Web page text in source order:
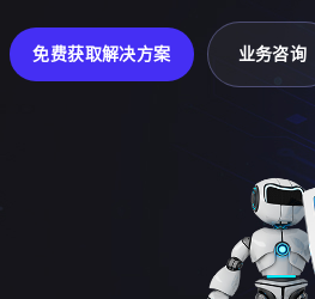
免费获取解决方案 业务咨询